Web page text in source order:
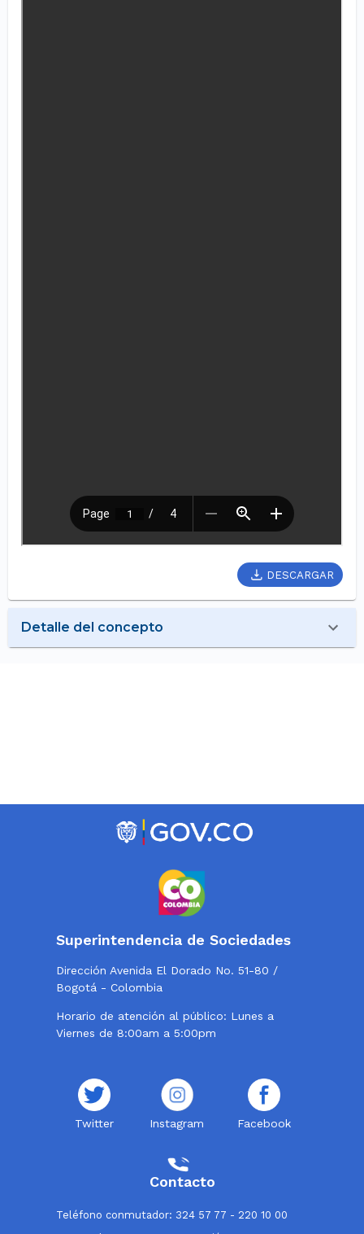
DESCARGAR
Detalle del concepto
Superintendencia de Sociedades
Dirección Avenida El Dorado No. 51-80 /
Bogotá - Colombia
Horario de atención al público: Lunes a
Viernes de 8:00am a 5:00pm
Twitter Instagram Facebook
Contacto
Teléfono conmutador: 324 57 77 - 220 10 00